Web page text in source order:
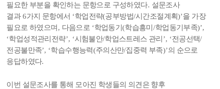
필요한 부분을 확인하는 문항으로 구성하였다. 설문조사
결과6가지 문항에서 ‘학업전략(공부방법/시간조절계획)’을 가장
필요로 하였으며, 다음으로 ‘학업동기(학습흥미/학업동기부족)’,
‘학업성적관리전략’, ‘시험불안/학업스트레스 관리’, ‘전공선택/
전공불만족’, ‘학습수행능력(주의산만/집중력 부족)’의 순으로
응답하였다.
이번 설문조사를 통해 모아진 학생들의 의견은 향후